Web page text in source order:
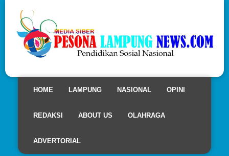
HOME LAMPUNG NASIONAL OPINI
REDAKSI ABOUT US OLAHRAGA
ADVERTORIAL